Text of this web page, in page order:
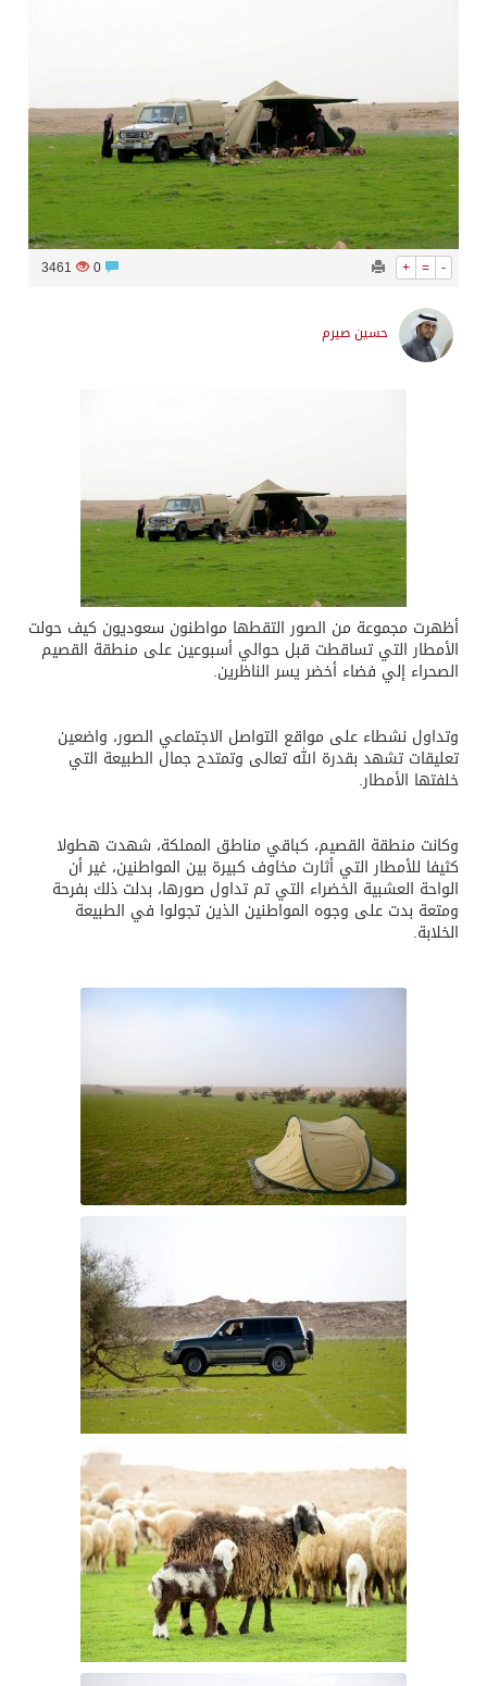
إجتماع المكتب التعريفي للمتقاعدين بالصوارمة-مركز الحكامية
جماعة الحوثي تعلن الحرب و اذرع طهران تخطط باعمال ارهابية واسعة تطال دول الشرق الاوسط
+ = -
3461
حسين صيرم
أظهرت مجموعة من الصور التقطها مواطنون سعوديون كيف حولت
الأمطار التي تساقطت قبل حوالي أسبوعين على منطقة القصيم
الصحراء إلي فضاء أخضر يسر الناظرين.
وتداول نشطاء على مواقع التواصل الاجتماعي الصور، واضعين
تعليقات تشهد بقدرة الله تعالى وتمتدح جمال الطبيعة التي
خلفتها الأمطار.
وكانت منطقة القصيم، كباقي مناطق المملكة، شهدت هطولا
كثيفا للأمطار التي أثارت مخاوف كبيرة بين المواطنين، غير أن
الواحة العشبية الخضراء التي تم تداول صورها، بدلت ذلك بفرحة
ومتعة بدت على وجوه المواطنين الذين تجولوا في الطبيعة
الخلابة.